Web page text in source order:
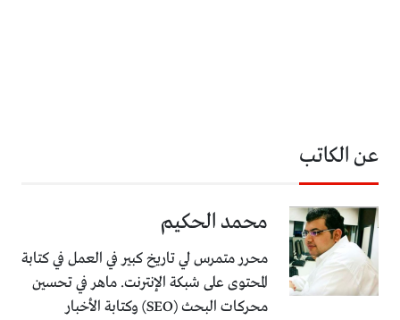
عن الكاتب
محمد الحكيم
محرر متمرس لي تاريخ كبير في العمل في كتابة
المحتوى على شبكة الإنترنت. ماهر في تحسين
محركات البحث (SEO) وكتابة الأخبار